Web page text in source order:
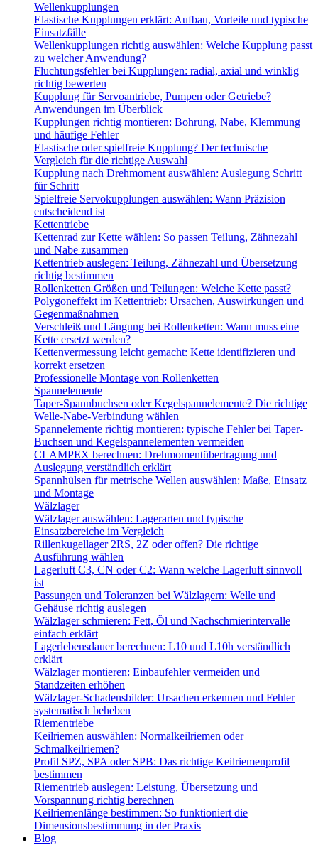
Wellenkupplungen
Elastische Kupplungen erklärt: Aufbau, Vorteile und typische
Einsatzfälle
Wellenkupplungen richtig auswählen: Welche Kupplung passt
zu welcher Anwendung?
Fluchtungsfehler bei Kupplungen: radial, axial und winklig
richtig bewerten
Kupplung für Servoantriebe, Pumpen oder Getriebe?
Anwendungen im Überblick
Kupplungen richtig montieren: Bohrung, Nabe, Klemmung
und häufige Fehler
Elastische oder spielfreie Kupplung? Der technische
Vergleich für die richtige Auswahl
Kupplung nach Drehmoment auswählen: Auslegung Schritt
für Schritt
Spielfreie Servokupplungen auswählen: Wann Präzision
entscheidend ist
Kettentriebe
Kettenrad zur Kette wählen: So passen Teilung, Zähnezahl
und Nabe zusammen
Kettentrieb auslegen: Teilung, Zähnezahl und Übersetzung
richtig bestimmen
Rollenketten Größen und Teilungen: Welche Kette passt?
Polygoneffekt im Kettentrieb: Ursachen, Auswirkungen und
Gegenmaßnahmen
Verschleiß und Längung bei Rollenketten: Wann muss eine
Kette ersetzt werden?
Kettenvermessung leicht gemacht: Kette identifizieren und
korrekt ersetzen
Professionelle Montage von Rollenketten
Spannelemente
Taper-Spannbuchsen oder Kegelspannelemente? Die richtige
Welle-Nabe-Verbindung wählen
Spannelemente richtig montieren: typische Fehler bei Taper-
Buchsen und Kegelspannelementen vermeiden
CLAMPEX berechnen: Drehmomentübertragung und
Auslegung verständlich erklärt
Spannhülsen für metrische Wellen auswählen: Maße, Einsatz
und Montage
Wälzlager
Wälzlager auswählen: Lagerarten und typische
Einsatzbereiche im Vergleich
Rillenkugellager 2RS, 2Z oder offen? Die richtige
Ausführung wählen
Lagerluft C3, CN oder C2: Wann welche Lagerluft sinnvoll
ist
Passungen und Toleranzen bei Wälzlagern: Welle und
Gehäuse richtig auslegen
Wälzlager schmieren: Fett, Öl und Nachschmierintervalle
einfach erklärt
Lagerlebensdauer berechnen: L10 und L10h verständlich
erklärt
Wälzlager montieren: Einbaufehler vermeiden und
Standzeiten erhöhen
Wälzlager-Schadensbilder: Ursachen erkennen und Fehler
systematisch beheben
Riementriebe
Keilriemen auswählen: Normalkeilriemen oder
Schmalkeilriemen?
Profil SPZ, SPA oder SPB: Das richtige Keilriemenprofil
bestimmen
Riementrieb auslegen: Leistung, Übersetzung und
Vorspannung richtig berechnen
Keilriemenlänge bestimmen: So funktioniert die
Dimensionsbestimmung in der Praxis
Blog